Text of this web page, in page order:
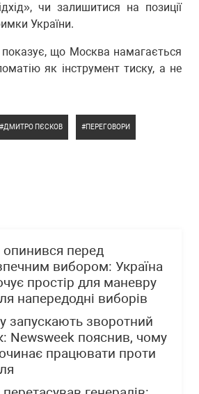
чи залишитися на позиції
України.
показує, що Москва намагається
як інструмент тиску, а не
ДМИТРО ПЄСКОВ ПЕРЕГОВОРИ
опинився перед
вибором: Україна
простір для маневру
напередодні виборів
запускають зворотний
Newsweek пояснив, чому
працювати проти